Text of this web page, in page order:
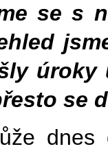
se s
se
dnes